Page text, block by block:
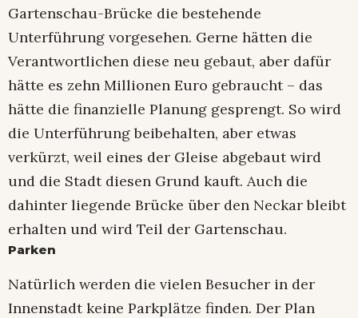
Gartenschau-Brücke die bestehende
Unterführung vorgesehen. Gerne hätten die
Verantwortlichen diese neu gebaut, aber dafür
hätte es zehn Millionen Euro gebraucht – das
hätte die finanzielle Planung gesprengt. So wird
die Unterführung beibehalten, aber etwas
verkürzt, weil eines der Gleise abgebaut wird
und die Stadt diesen Grund kauft. Auch die
dahinter liegende Brücke über den Neckar bleibt
erhalten und wird Teil der Gartenschau.
Parken
Natürlich werden die vielen Besucher in der
Innenstadt keine Parkplätze finden. Der Plan